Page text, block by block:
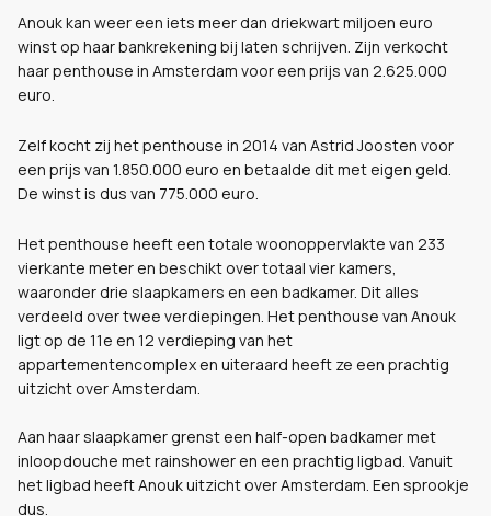
Anouk kan weer een iets meer dan driekwart miljoen euro
winst op haar bankrekening bij laten schrijven. Zijn verkocht
haar penthouse in Amsterdam voor een prijs van 2.625.000
euro.
Zelf kocht zij het penthouse in 2014 van Astrid Joosten voor
een prijs van 1.850.000 euro en betaalde dit met eigen geld.
De winst is dus van 775.000 euro.
Het penthouse heeft een totale woonoppervlakte van 233
vierkante meter en beschikt over totaal vier kamers,
waaronder drie slaapkamers en een badkamer. Dit alles
verdeeld over twee verdiepingen. Het penthouse van Anouk
ligt op de 11e en 12 verdieping van het
appartementencomplex en uiteraard heeft ze een prachtig
uitzicht over Amsterdam.
Aan haar slaapkamer grenst een half-open badkamer met
inloopdouche met rainshower en een prachtig ligbad. Vanuit
het ligbad heeft Anouk uitzicht over Amsterdam. Een sprookje
dus.